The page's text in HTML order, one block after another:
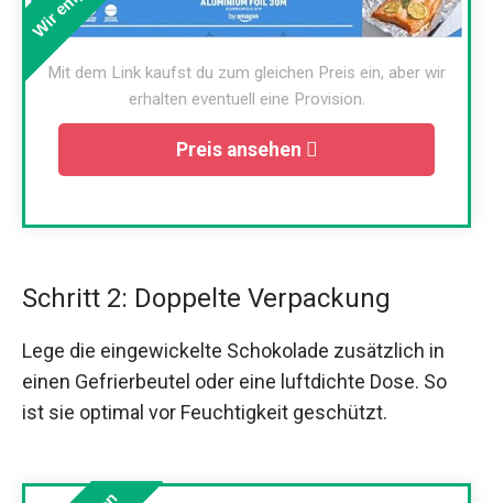
Mit dem Link kaufst du zum gleichen Preis ein, aber wir
erhalten eventuell eine Provision.
Preis ansehen
Schritt 2: Doppelte Verpackung
Lege die eingewickelte Schokolade zusätzlich in
einen Gefrierbeutel oder eine luftdichte Dose. So
ist sie optimal vor Feuchtigkeit geschützt.